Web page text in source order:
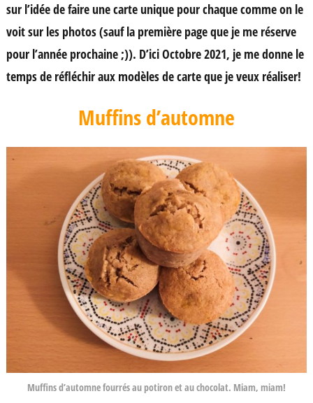
sur l’idée de faire une carte unique pour chaque comme on le
voit sur les photos (sauf la première page que je me réserve
pour l’année prochaine ;)). D’ici Octobre 2021, je me donne le
temps de réfléchir aux modèles de carte que je veux réaliser!
Muffins d’automne
Muffins d’automne fourrés au potiron et au chocolat. Miam, miam!